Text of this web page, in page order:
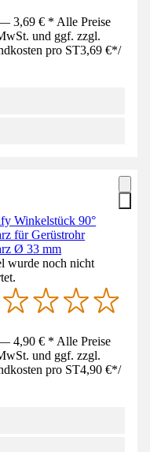
3,69 € * Alle Preise
und ggf. zzgl.
pro ST3,69 €*/
Winkelstück 90°
für Gerüstrohr
Ø 33 mm
wurde noch nicht
4,90 € * Alle Preise
und ggf. zzgl.
pro ST4,90 €*/